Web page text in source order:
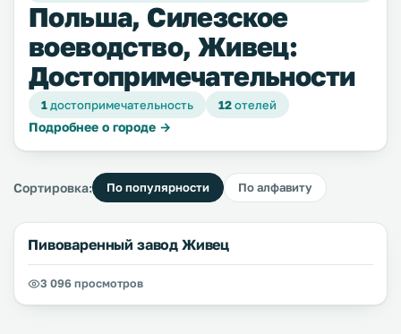
Польша, Силезское
воеводство, Живец:
Достопримечательности
1достопримечательность 12отелей
Подробнее о городе →
Сортировка: По популярности По алфавиту
Пивоваренный завод Живец
3 096 просмотров